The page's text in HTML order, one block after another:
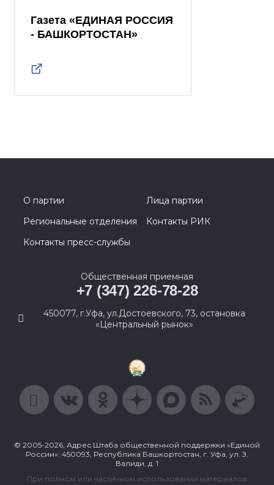
Газета «ЕДИНАЯ РОССИЯ
- БАШКОРТОСТАН»
О партии
Лица партии
Региональные отделения
Контакты РИК
Контакты пресс-службы
Общественная приемная
+7 (347) 226-78-28
450077, г.Уфа, ул.Достоевского, 73, остановка
«Центральный рынок»
© 2005-2026, Адрес Штаба общественной поддержки «Единой
России»: 450093, Республика Башкортостан, г. Уфа, ул. З.
Валиди, д. 1
При полном или частичном использовании материалов